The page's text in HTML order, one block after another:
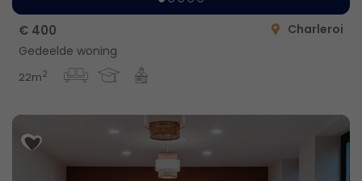
€ 400
Charleroi
Gedeelde woning
22m2